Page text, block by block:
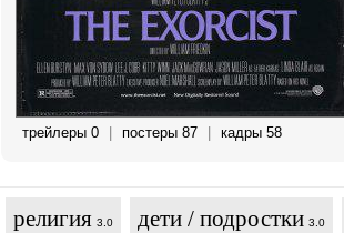
трейлеры 0 постеры 87 кадры 58
религия 3.0 дети / подростки 3.0